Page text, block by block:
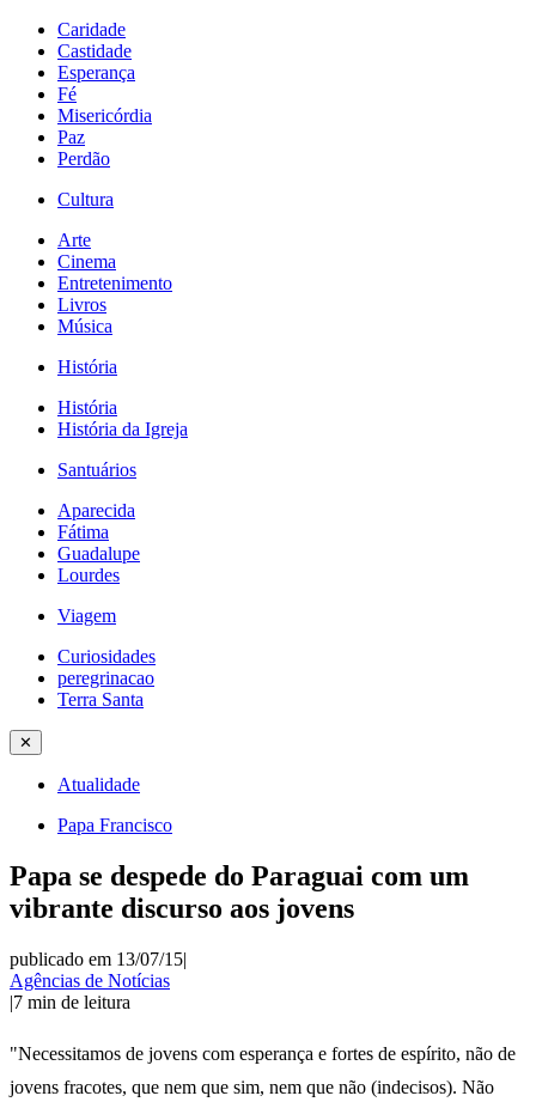
Caridade
Castidade
Esperança
Fé
Misericórdia
Paz
Perdão
Cultura
Arte
Cinema
Entretenimento
Livros
Música
História
História
História da Igreja
Santuários
Aparecida
Fátima
Guadalupe
Lourdes
Viagem
Curiosidades
peregrinacao
Terra Santa
✕
Atualidade
Papa Francisco
Papa se despede do Paraguai com um
vibrante discurso aos jovens
publicado em 13/07/15|
Agências de Notícias
|7 min de leitura
"Necessitamos de jovens com esperança e fortes de espírito, não de
jovens fracotes, que nem que sim, nem que não (indecisos). Não